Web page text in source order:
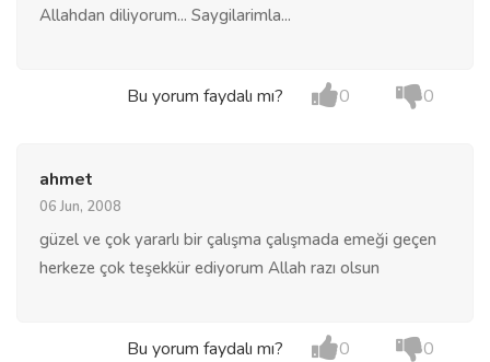
Allahdan diliyorum... Saygilarimla...
Bu yorum faydalı mı? 0 0
ahmet
06 Jun, 2008
güzel ve çok yararlı bir çalışma çalışmada emeği geçen
herkeze çok teşekkür ediyorum Allah razı olsun
Bu yorum faydalı mı? 0 0